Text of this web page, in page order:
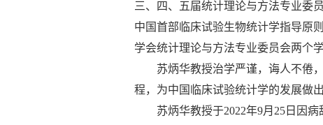
三、四、五届统计理论与方法专业委
中国首部临床试验生物统计学指导原则
学会统计理论与方法专业委员会两个
苏炳华教授治学严谨，诲人不倦
程，为中国临床试验统计学的发展做
苏炳华教授于2022年9月 25 日因病